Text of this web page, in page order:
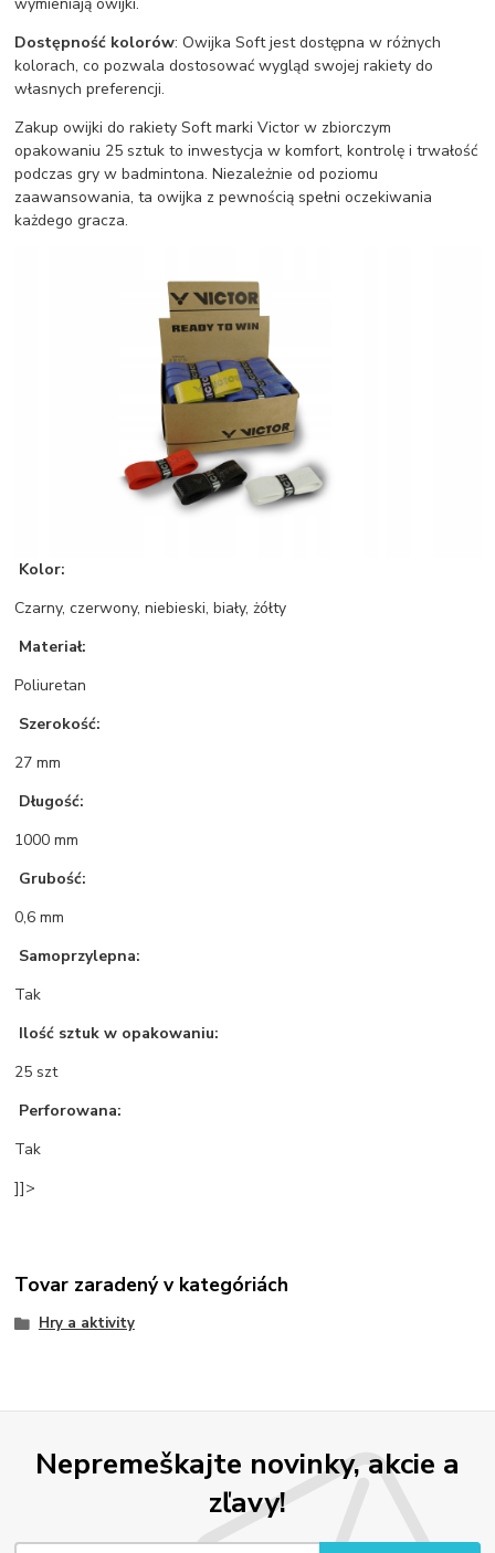
wymieniają owijki.
Dostępność kolorów: Owijka Soft jest dostępna w różnych
kolorach, co pozwala dostosować wygląd swojej rakiety do
własnych preferencji.
Zakup owijki do rakiety Soft marki Victor w zbiorczym
opakowaniu 25 sztuk to inwestycja w komfort, kontrolę i trwałość
podczas gry w badmintona. Niezależnie od poziomu
zaawansowania, ta owijka z pewnością spełni oczekiwania
każdego gracza.
Kolor:
Czarny, czerwony, niebieski, biały, żółty
Materiał:
Poliuretan
Szerokość:
27 mm
Długość:
1000 mm
Grubość:
0,6 mm
Samoprzylepna:
Tak
Ilość sztuk w opakowaniu:
25 szt
Perforowana:
Tak
]]>
Tovar zaradený v kategóriách
Hry a aktivity
Nepremeškajte novinky, akcie a
zľavy!